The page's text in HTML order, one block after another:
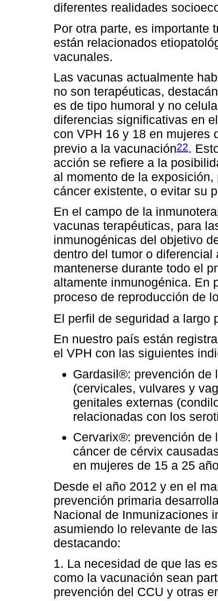
diferentes realidades
Por otra parte, es importante
están relacionados
vacunales.
Las vacunas actualmente
no son terapéuticas,
es de tipo humoral y no
diferencias significativas en
con VPH 16 y 18 en mujeres
previo a la vacunación22.
acción se refiere a la
al momento de la
cáncer existente, o evitar su
En el campo de la
vacunas terapéuticas, para
inmunogénicas del objetivo
dentro del tumor o
mantenerse durante todo el
altamente inmunogénica. En
proceso de reproducción de
El perfil de seguridad a largo
En nuestro país están
el VPH con las siguientes
Gardasil®: prevención de
(cervicales, vulvares y
genitales externas
relacionadas con los
Cervarix®: prevención de
cáncer de cérvix
en mujeres de 15 a 25
Desde el año 2012 y en el
prevención primaria
Nacional de Inmunizaciones
asumiendo lo relevante de
destacando:
1. La necesidad de que las
como la vacunación sean
prevención del CCU y otras